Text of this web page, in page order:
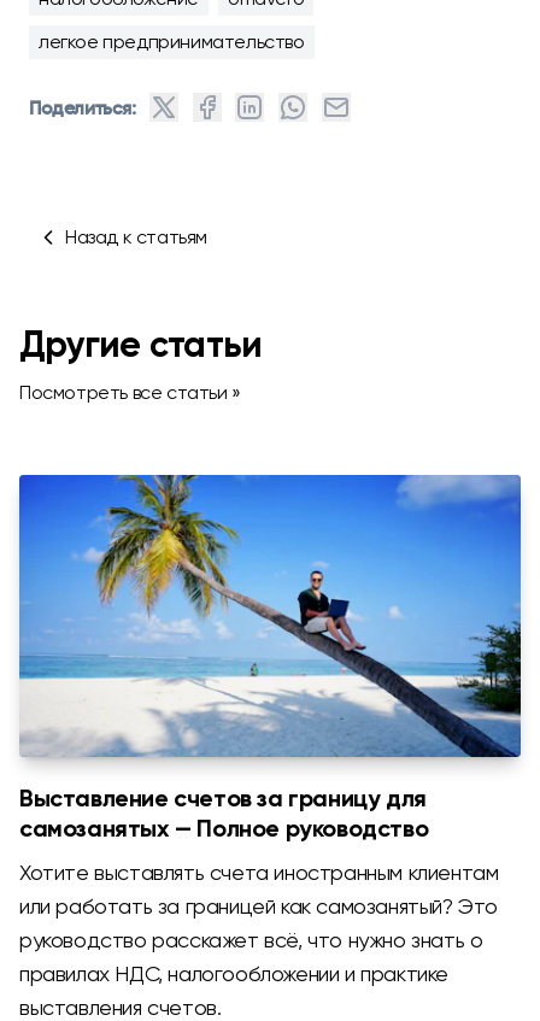
легкое предпринимательство
Поделиться:
Назад к статьям
Другие статьи
Посмотреть все статьи »
Выставление счетов за границу для
самозанятых — Полное руководство
Хотите выставлять счета иностранным клиентам
или работать за границей как самозанятый? Это
руководство расскажет всё, что нужно знать о
правилах НДС, налогообложении и практике
выставления счетов.